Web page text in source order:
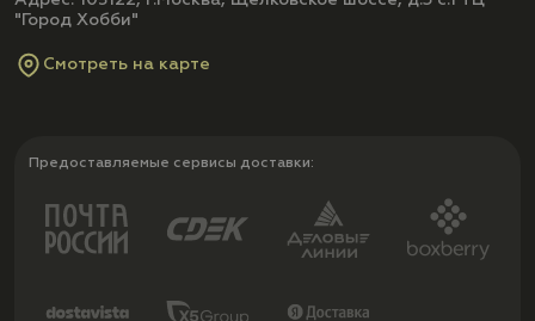
"Город Хобби"
Смотреть на карте
Предоставляемые сервисы доставки: